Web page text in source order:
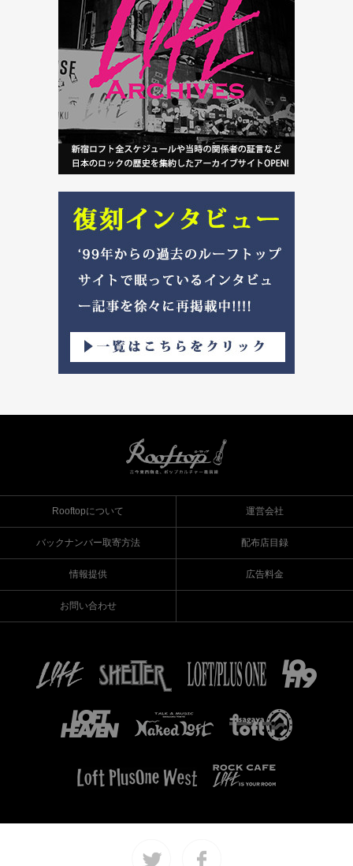
Rooftopについて 運営会社
バックナンバー取寄方法 配布店目録
情報提供 広告料金
お問い合わせ